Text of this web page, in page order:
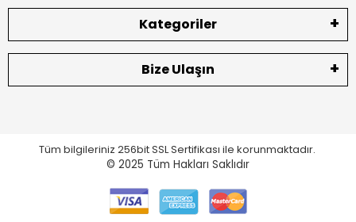
Kategoriler
Bize Ulaşın
Tüm bilgileriniz 256bit SSL Sertifikası ile korunmaktadır.
© 2025 Tüm Hakları Saklıdır